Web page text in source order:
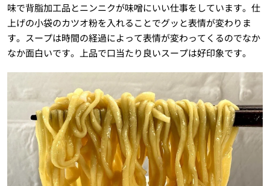
味で背脂加工品とニンニクが味噌にいい仕事をしています。仕
上げの小袋のカツオ粉を入れることでグッと表情が変わりま
す。スープは時間の経過によって表情が変わってくるのでなか
なか面白いです。上品で口当たり良いスープは好印象です。